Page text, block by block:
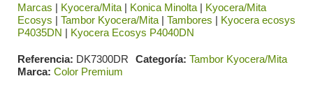
Marcas | Kyocera/Mita | Konica Minolta | Kyocera/Mita
Ecosys | Tambor Kyocera/Mita | Tambores | Kyocera ecosys
P4035DN | Kyocera Ecosys P4040DN
Referencia DK7300DR Categoría Tambor Kyocera/Mita
Marca Color Premium